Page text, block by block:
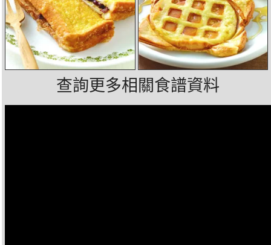
查詢更多相關食譜資料